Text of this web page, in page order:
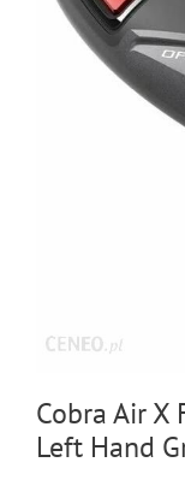
Cobra Air X
Left Hand